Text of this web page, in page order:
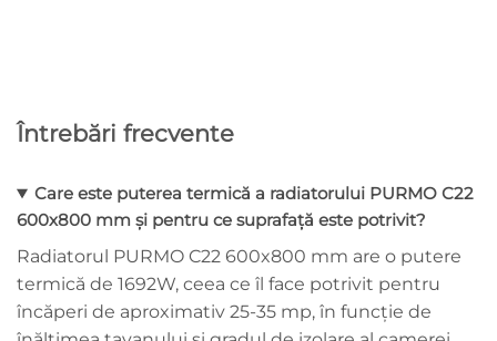
Întrebări frecvente
Care este puterea termică a radiatorului PURMO C22
600x800 mm și pentru ce suprafață este potrivit?
Radiatorul PURMO C22 600x800 mm are o putere
termică de 1692W, ceea ce îl face potrivit pentru
încăperi de aproximativ 25-35 mp, în funcție de